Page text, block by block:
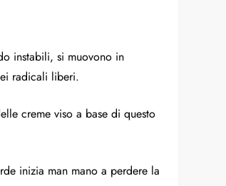
instabili, si muovono in
radicali liberi.
creme viso a base di questo
inizia man mano a perdere la